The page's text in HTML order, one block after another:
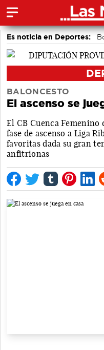
Es noticia en Deportes:
Bádminton
Motor
BALONCESTO
El ascenso se
El CB Cuenca Femenino
fase de ascenso a Liga
favoritas dada su gran
anfitrionas